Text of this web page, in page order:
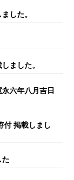
した。
ました。
六年八月吉日
付 掲載しまし
た